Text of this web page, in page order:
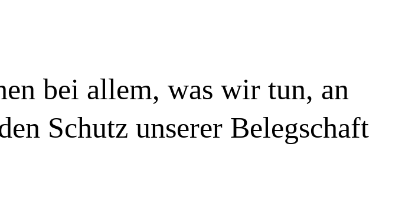
bei allem, was wir tun, an
Schutz unserer Belegschaft